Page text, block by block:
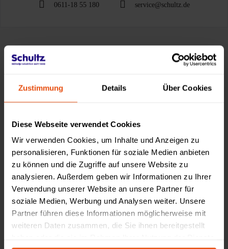
Zustimmung Details Über Cookies
Diese Webseite verwendet Cookies
Wir verwenden Cookies, um Inhalte und Anzeigen zu
personalisieren, Funktionen für soziale Medien anbieten
zu können und die Zugriffe auf unsere Website zu
analysieren. Außerdem geben wir Informationen zu Ihrer
Verwendung unserer Website an unsere Partner für
soziale Medien, Werbung und Analysen weiter. Unsere
Partner führen diese Informationen möglicherweise mit
weiteren Daten zusammen, die Sie ihnen bereitgestellt
0611-18 55 180 service@schultz.de